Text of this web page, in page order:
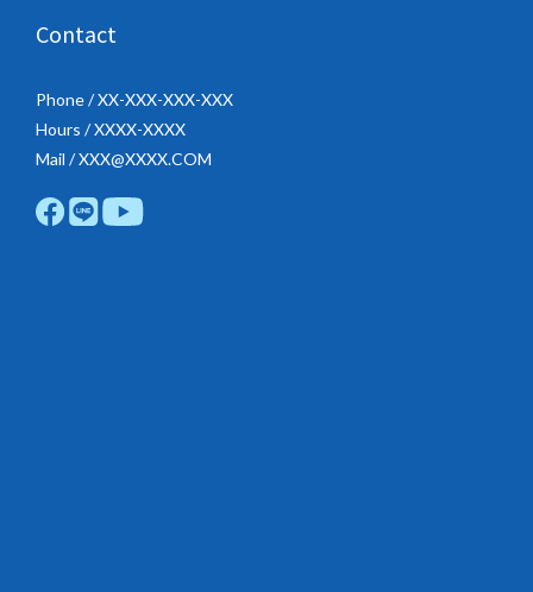
Contact
Phone / XX-XXX-XXX-XXX
Hours / XXXX-XXXX
Mail / XXX@XXXX.COM